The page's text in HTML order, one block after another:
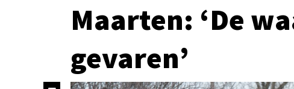
Maarten: ‘De
gevaren’